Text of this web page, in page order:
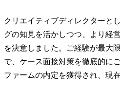
クリエイティブディレクターと
グの知見を活かしつつ、より経
を決意しました。ご経験が最大
で、ケース面接対策を徹底的に
ファームの内定を獲得され、現